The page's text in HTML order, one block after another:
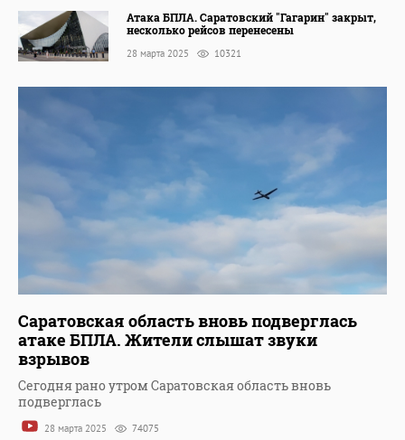
Атака БПЛА. Саратовский "Гагарин" закрыт,
несколько рейсов перенесены
28 марта 2025 10321
Саратовская область вновь подверглась
атаке БПЛА. Жители слышат звуки
взрывов
Сегодня рано утром Саратовская область вновь
подверглась
28 марта 2025 74075